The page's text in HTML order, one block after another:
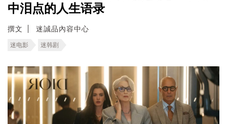
中泪点的人生语录
撰文 迷誠品內容中心
迷电影 迷韩剧